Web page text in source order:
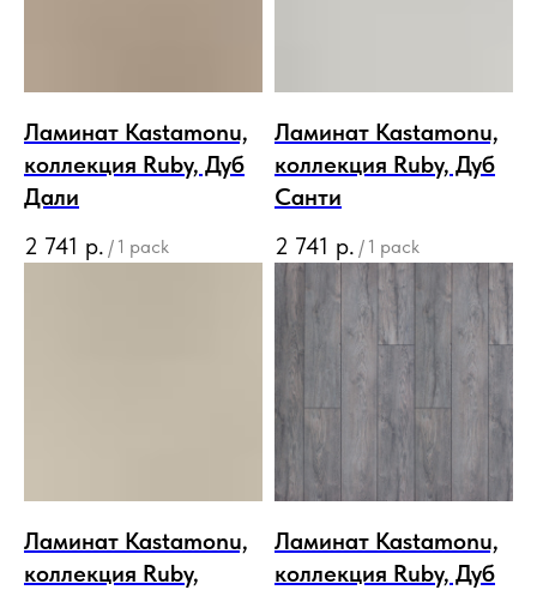
Ламинат Kastamonu,
коллекция Ruby, Дуб
Дали
2 741 р. / 1 pack
Ламинат Kastamonu,
коллекция Ruby, Дуб
Санти
2 741 р. / 1 pack
Ламинат Kastamonu,
коллекция Ruby,
Ламинат Kastamonu,
коллекция Ruby, Дуб